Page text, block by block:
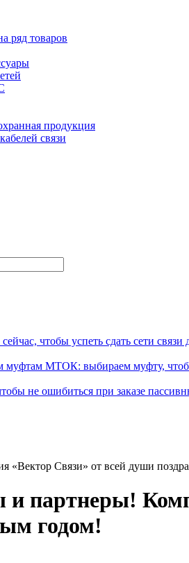
ряд товаров
продукция
связи
чтобы успеть сдать сети связи
муфтам МТОК: выбираем муфту,
не ошибиться при заказе
«Вектор Связи» от всей души
партнеры!
годом!